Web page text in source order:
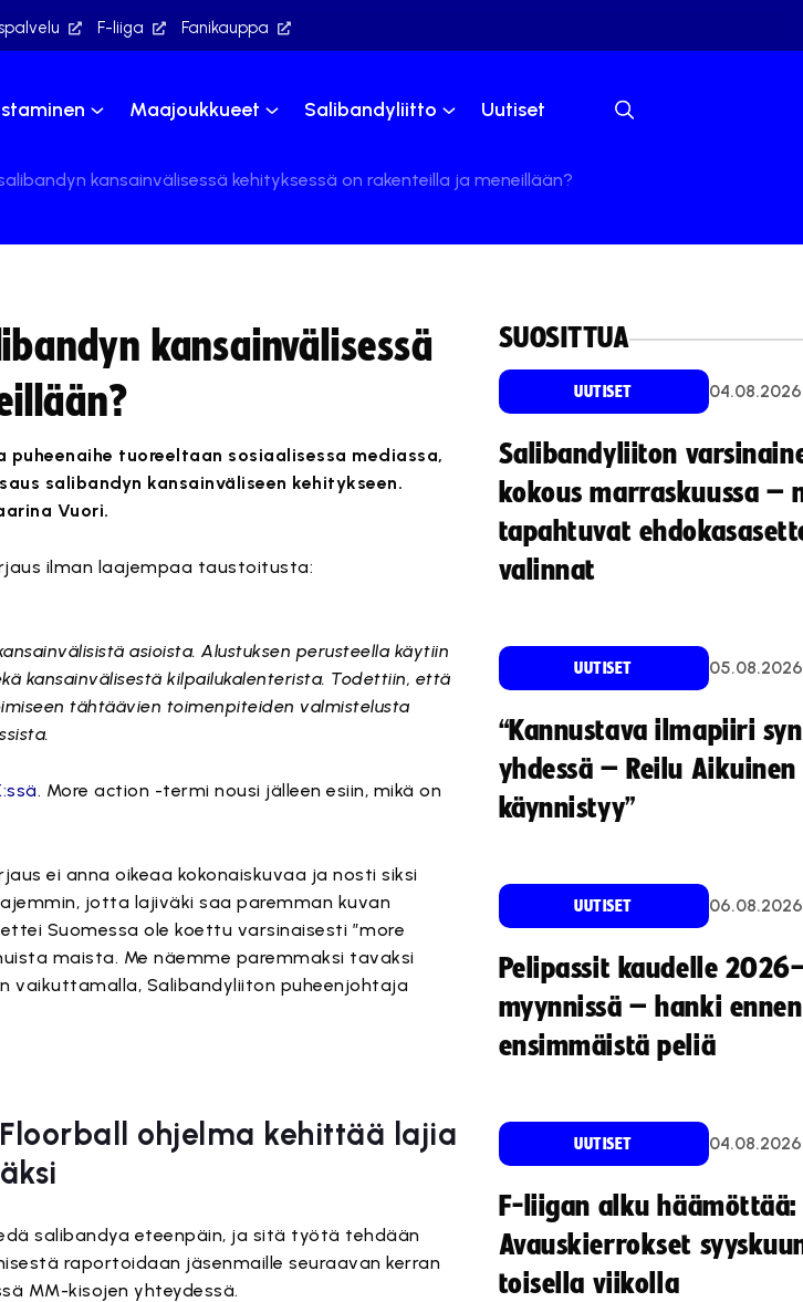
F-liiga Fanikauppa
Maajoukkueet Salibandyliitto Uutiset
kansainvälisessä kehityksessä on rakenteilla ja meneillään?
kansainvälisessä
tuoreeltaan sosiaalisessa mediassa,
salibandyn kansainväliseen kehitykseen.
Vuori.
ilman laajempaa taustoitusta:
asioista. Alustuksen perusteella käytiin
kansainvälisestä kilpailukalenterista. Todettiin, että
tähtäävien toimenpiteiden valmistelusta
. More action -termi nousi jälleen esiin, mikä on
ei anna oikeaa kokonaiskuvaa ja nosti siksi
jotta lajiväki saa paremman kuvan
Suomessa ole koettu varsinaisesti ”more
maista. Me näemme paremmaksi tavaksi
Salibandyliiton puheenjohtaja
ohjelma kehittää lajia
salibandya eteenpäin, ja sitä työtä tehdään
raportoidaan jäsenmaille seuraavan kerran
MM-kisojen yhteydessä.
SUOSITTUA
UUTISET 04.08.2026
Salibandyliiton
kokous marraskuussa –
tapahtuvat
valinnat
UUTISET 05.08.2026
“Kannustava ilmapiiri
yhdessä – Reilu
käynnistyy”
UUTISET 06.08.2026
Pelipassit kaudelle
myynnissä – hanki ennen
ensimmäistä peliä
UUTISET 04.08.2026
F-liigan alku häämöttää:
Avauskierrokset
toisella viikolla